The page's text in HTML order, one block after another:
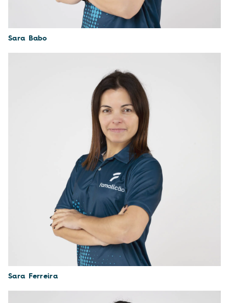
Sara Babo
Sara Ferreira